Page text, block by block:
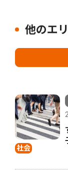
他のエ
社会